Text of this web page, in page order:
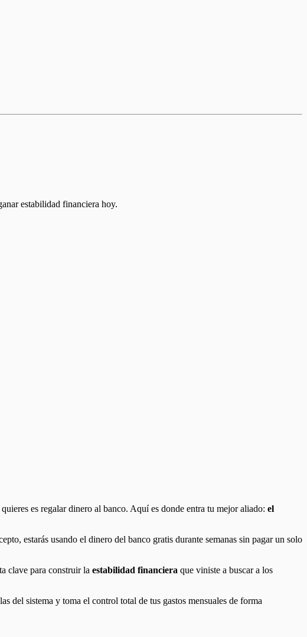
estabilidad financiera hoy.
es regalar dinero al banco. Aquí es donde entra tu mejor aliado: el
estarás usando el dinero del banco gratis durante semanas sin pagar un solo
clave para construir la estabilidad financiera que viniste a buscar a los
del sistema y toma el control total de tus gastos mensuales de forma